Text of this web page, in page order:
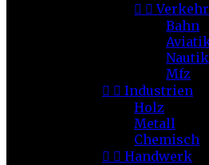
  Verkehr
Bahn
Nautik
Mfz
  Industrien
Holz
Metall
Chemisch
  Handwerk